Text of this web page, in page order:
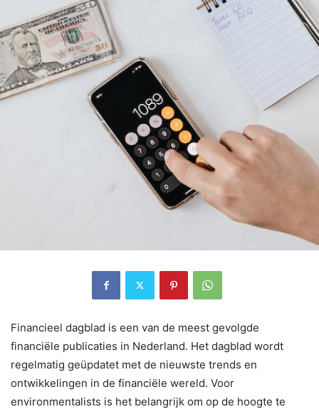
Financieel dagblad is een van de meest gevolgde
financiële publicaties in Nederland. Het dagblad wordt
regelmatig geüpdatet met de nieuwste trends en
ontwikkelingen in de financiële wereld. Voor
environmentalists is het belangrijk om op de hoogte te